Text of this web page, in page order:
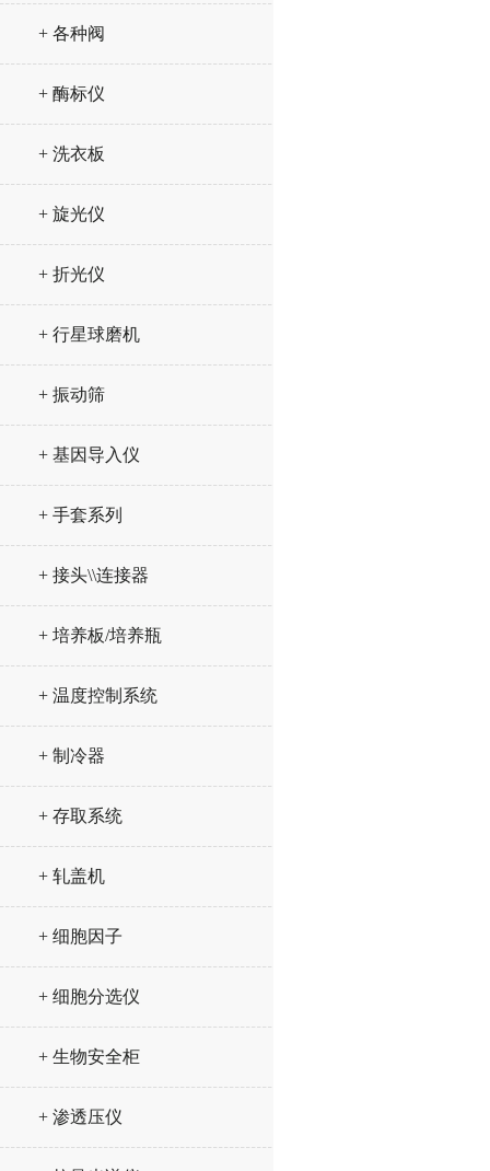
+ 各种阀
+ 酶标仪
+ 洗衣板
+ 旋光仪
+ 折光仪
+ 行星球磨机
+ 振动筛
+ 基因导入仪
+ 手套系列
+ 接头\\连接器
+ 培养板/培养瓶
+ 温度控制系统
+ 制冷器
+ 存取系统
+ 轧盖机
+ 细胞因子
+ 细胞分选仪
+ 生物安全柜
+ 渗透压仪